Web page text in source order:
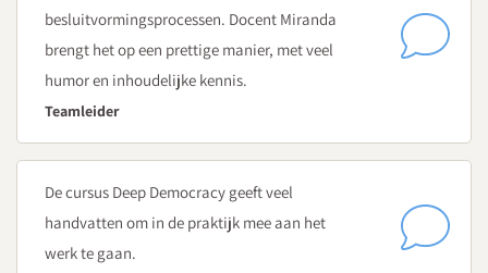
besluitvormingsprocessen. Docent Miranda
brengt het op een prettige manier, met veel
humor en inhoudelijke kennis.
Teamleider
De cursus Deep Democracy geeft veel
handvatten om in de praktijk mee aan het
werk te gaan.